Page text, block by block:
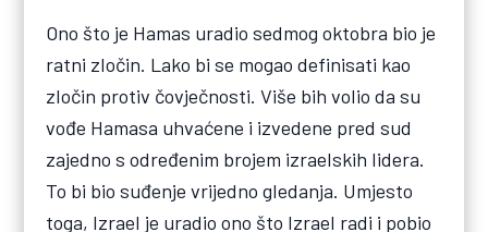
Ono što je Hamas uradio sedmog oktobra bio je
ratni zločin. Lako bi se mogao definisati kao
zločin protiv čovječnosti. Više bih volio da su
vođe Hamasa uhvaćene i izvedene pred sud
zajedno s određenim brojem izraelskih lidera.
To bi bio suđenje vrijedno gledanja. Umjesto
toga, Izrael je uradio ono što Izrael radi i pobio